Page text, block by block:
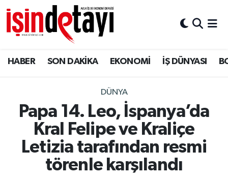
HABER SON DAKİKA EKONOMİ İŞ DÜNYASI
DÜNYA
Papa 14. Leo, İspanya’da
Kral Felipe ve Kraliçe
Letizia tarafından resmi
törenle karşılandı
DÜNYA
Eğitim
ENERJİ HABERİ
GAYRİMENKUL
HABER
Nöbetçi Eczaneler
Hava Durumu
İstanbul Namaz Vakitleri
Trafik Durumu
Süper Lig Puan Durumu ve Fikstür
Tüm Manşetler